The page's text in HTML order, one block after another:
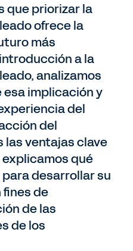
que priorizar la
ofrece la
más
a la
analizamos
implicación y
del
del
las ventajas clave
qué
desarrollar su
de
de las
de los